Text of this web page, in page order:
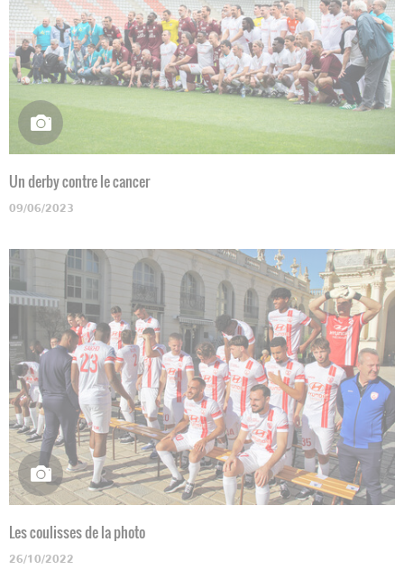
Un derby contre le cancer
09/06/2023
Les coulisses de la photo
26/10/2022